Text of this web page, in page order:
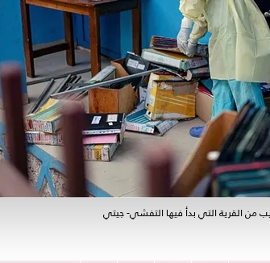
من القرية التي بدأ فيها التفشي- جيتي